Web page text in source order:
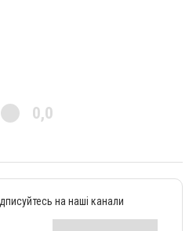
0,0
на наші канали